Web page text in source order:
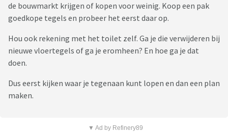
de bouwmarkt krijgen of kopen voor weinig. Koop een pak
goedkope tegels en probeer het eerst daar op.
Hou ook rekening met het toilet zelf. Ga je die verwijderen bij
nieuwe vloertegels of ga je eromheen? En hoe ga je dat
doen.
Dus eerst kijken waar je tegenaan kunt lopen en dan een plan
maken.
▼ Ad by Refinery89